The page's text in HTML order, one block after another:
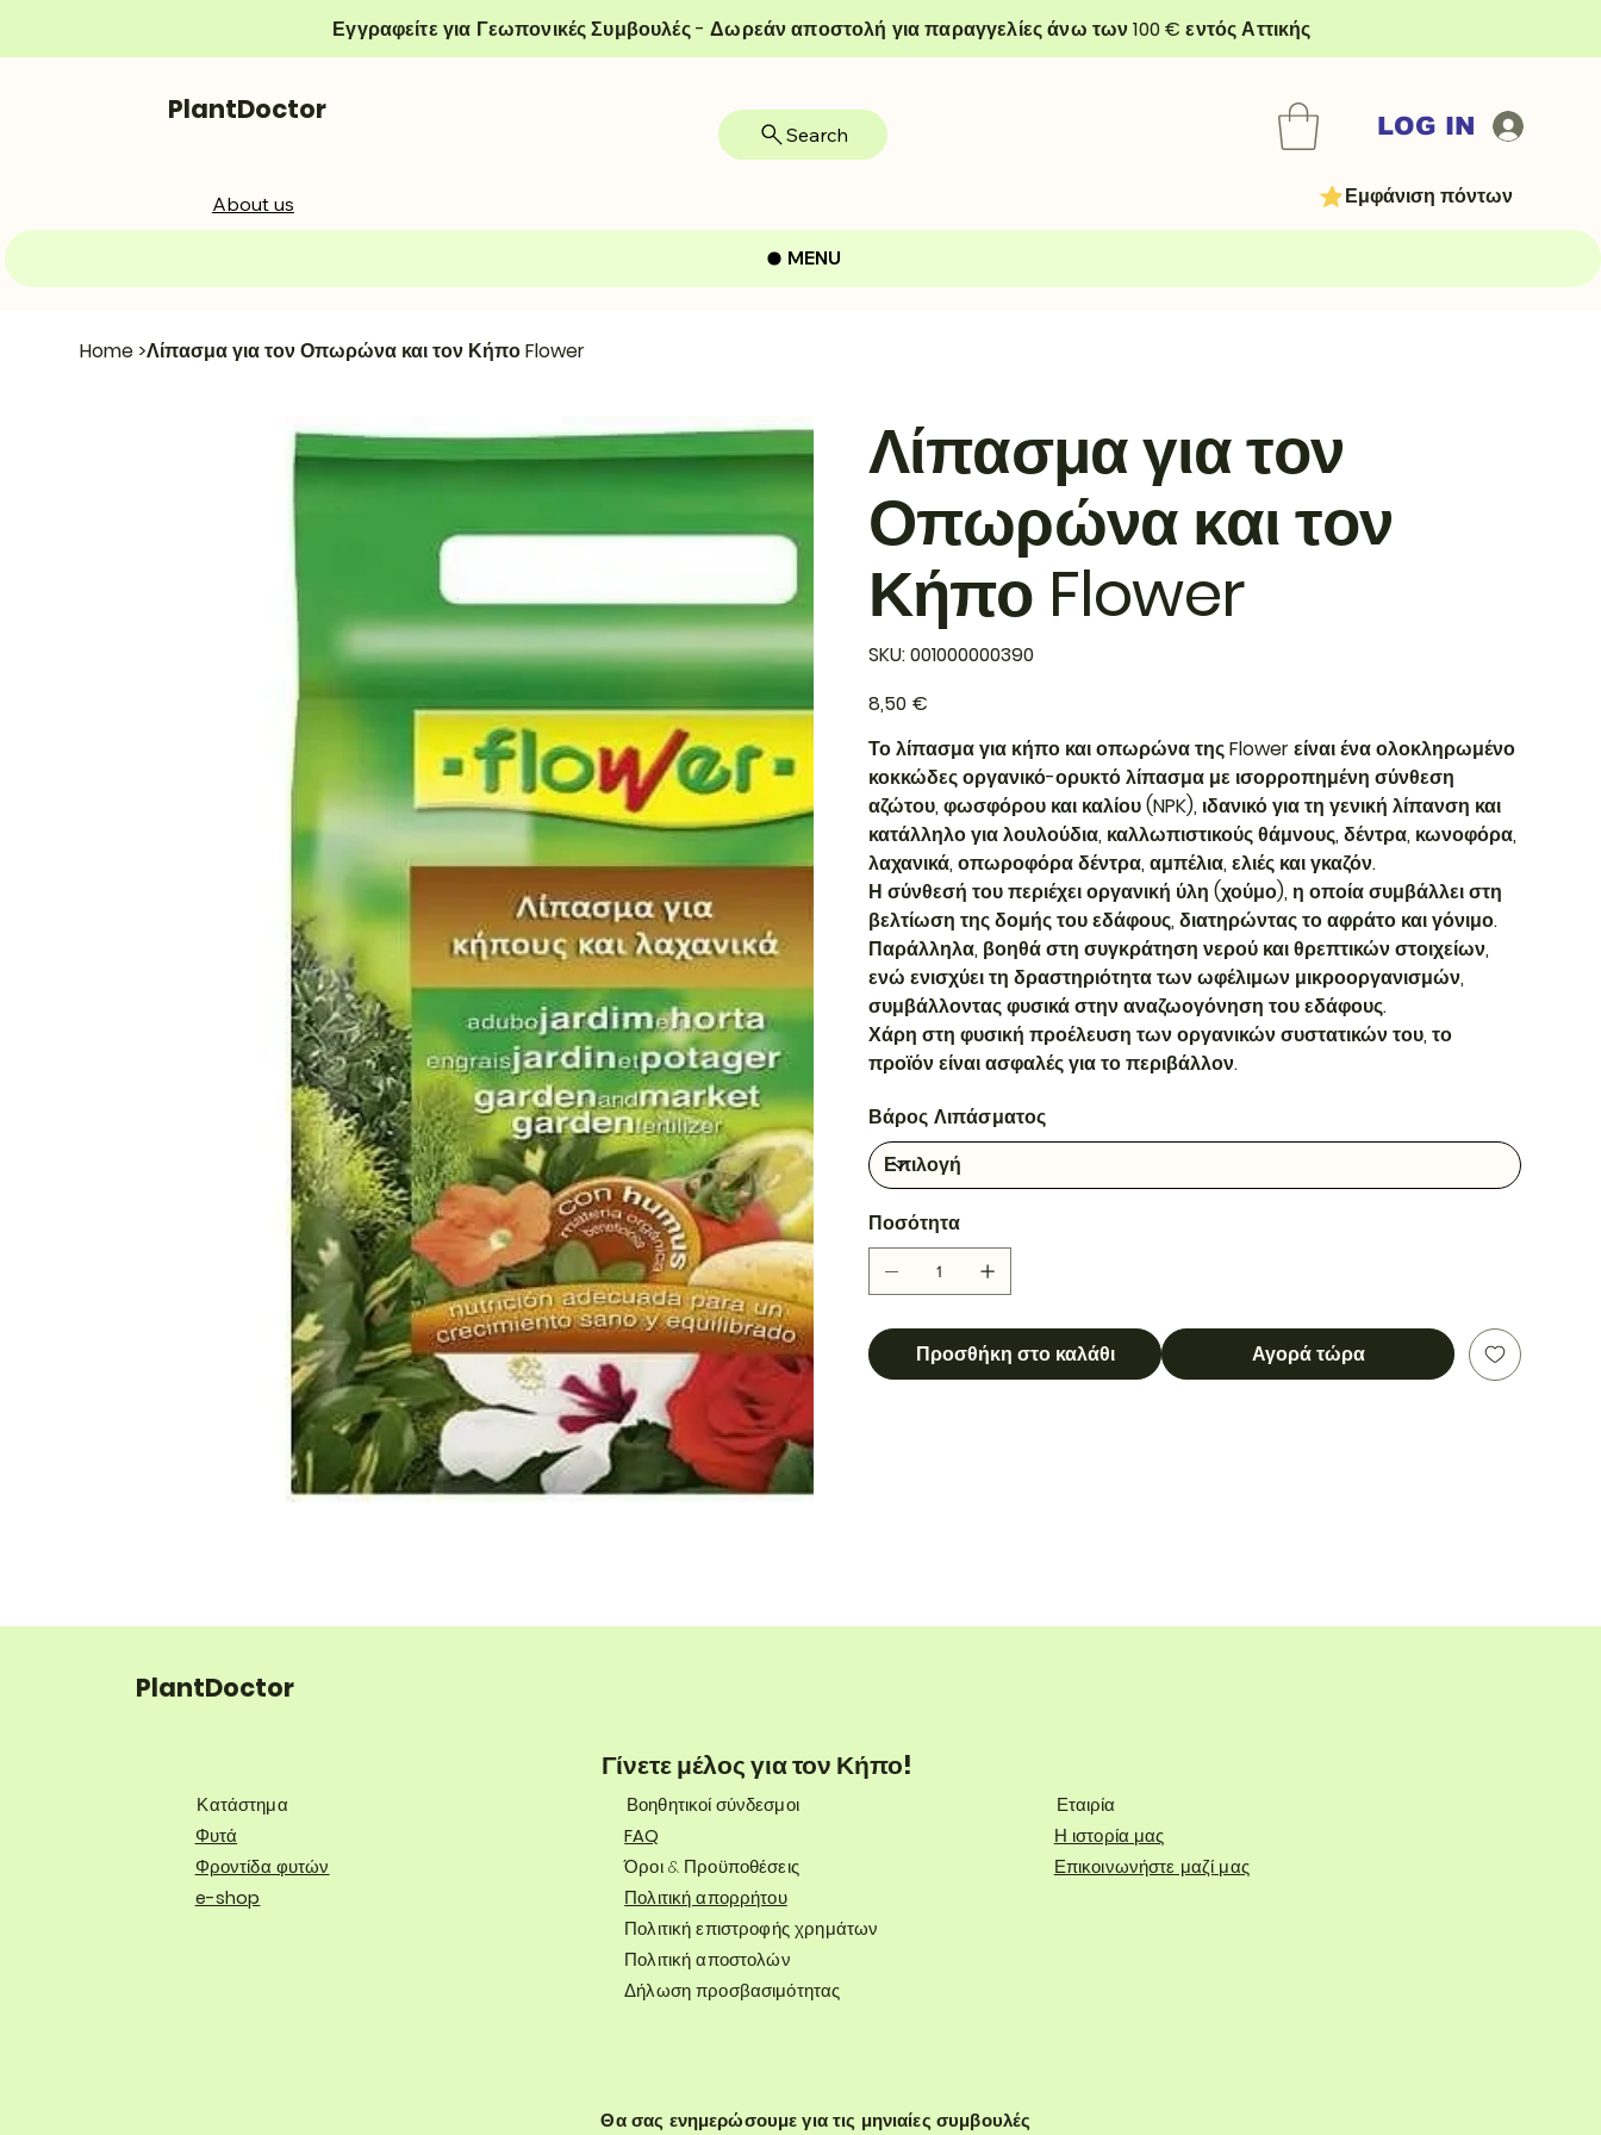
Home >Λίπασμα για τον Οπωρώνα και τον Κήπο Flower
Λίπασμα για τον
Οπωρώνα και τον
Κήπο Flower
SKU: 001000000390
001000000390
8,50 €
Το λίπασμα για κήπο και οπωρώνα της Flower είναι ένα ολοκληρωμένο
κοκκώδες οργανικό-ορυκτό λίπασμα με ισορροπημένη σύνθεση
αζώτου, φωσφόρου και καλίου (NPK), ιδανικό για τη γενική λίπανση και
κατάλληλο για λουλούδια, καλλωπιστικούς θάμνους, δέντρα, κωνοφόρα,
λαχανικά, οπωροφόρα δέντρα, αμπέλια, ελιές και γκαζόν.
Η σύνθεσή του περιέχει οργανική ύλη (χούμο), η οποία συμβάλλει στη
βελτίωση της δομής του εδάφους, διατηρώντας το αφράτο και γόνιμο.
Παράλληλα, βοηθά στη συγκράτηση νερού και θρεπτικών στοιχείων,
ενώ ενισχύει τη δραστηριότητα των ωφέλιμων μικροοργανισμών,
συμβάλλοντας φυσικά στην αναζωογόνηση του εδάφους.
Χάρη στη φυσική προέλευση των οργανικών συστατικών του, το
προϊόν είναι ασφαλές για το περιβάλλον.
Βάρος Λιπάσματος
Ποσότητα
Προσθήκη στο καλάθι Αγορά τώρα
Εγγραφείτε για Γεωπονικές Συμβουλές - Δωρεάν αποστολή για παραγγελίες άνω των 100 € εντός Αττικής
PlantDoctor
Search
MENU
LOG IN
About us Εμφάνιση πόντων
PlantDoctor
Γίνετε μέλος για τον Κήπο!
Κατάστημα
Φυτά
Φροντίδα φυτών
e-shop
Βοηθητικοί σύνδεσμοι
FAQ
Όροι & Προϋποθέσεις
Πολιτική απορρήτου
Πολιτική επιστροφής χρημάτων
Πολιτική αποστολών
Δήλωση προσβασιμότητας
Εταιρία
Η ιστορία μας
Επικοινωνήστε μαζί μας
Θα σας ενημερώσουμε για τις μηνιαίες συμβουλές